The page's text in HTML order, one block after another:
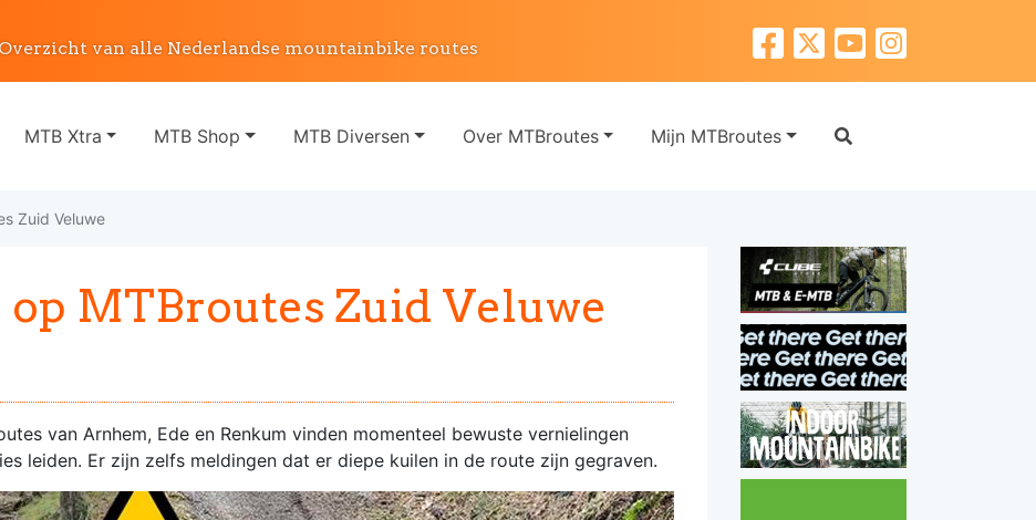
van alle Nederlandse mountainbike routes
MTB Xtra MTB Shop MTB Diversen Over MTBroutes Mijn MTBroutes
Zuid Veluwe
MTBroutes Zuid Veluwe
van Arnhem, Ede en Renkum vinden momenteel bewuste vernielingen
leiden. Er zijn zelfs meldingen dat er diepe kuilen in de route zijn gegraven.